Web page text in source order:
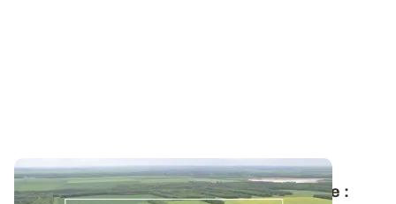
Bulletin de santé du Végétal - Ile-de-France :